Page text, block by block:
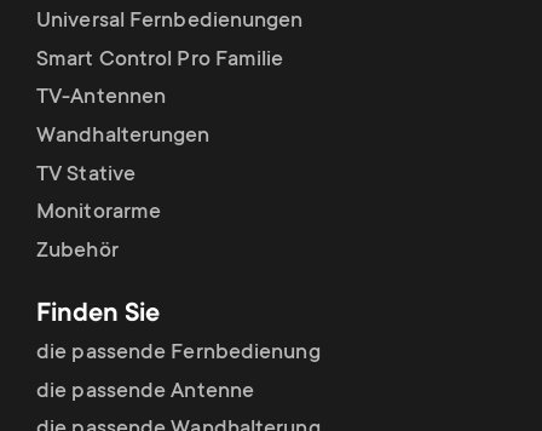
Universal Fernbedienungen
Smart Control Pro Familie
TV-Antennen
Wandhalterungen
TV Stative
Monitorarme
Zubehör
Finden Sie
die passende Fernbedienung
die passende Antenne